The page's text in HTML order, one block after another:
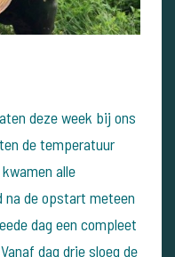
deze week bij ons
de temperatuur
alle
na de opstart meteen
dag een compleet
Vanaf dag drie sloeg de